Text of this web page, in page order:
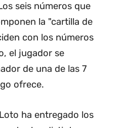
seis números que
la "cartilla de
con los números
el jugador se
de una de las 7
ofrece.
ha entregado los